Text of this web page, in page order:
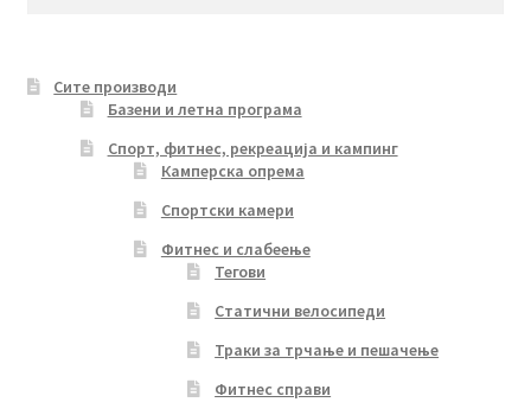
product
Сите производи
Базени и летна програма
Спорт, фитнес, рекреација и кампинг
Камперска опрема
Спортски камери
Фитнес и слабеење
Тегови
Статични велосипеди
Траки за трчање и пешачење
Фитнес справи